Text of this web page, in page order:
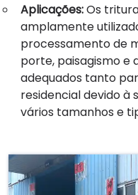
Aplicações:Os
amplamente
processamento de
porte, paisagismo e
adequados tanto
residencial devido à
vários tamanhos e